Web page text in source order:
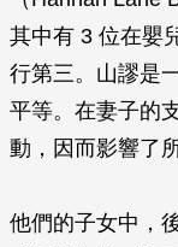
其中有 3 位在嬰
行第三。山謬是
平等。在妻子的
動，因而影響了
他們的子女中，